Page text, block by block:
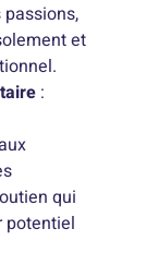
et
:
qui
potentiel